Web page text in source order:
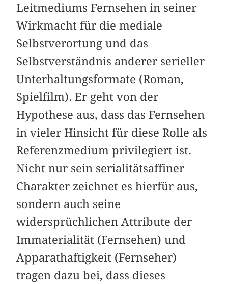
Leitmediums Fernsehen in seiner
Wirkmacht für die mediale
Selbstverortung und das
Selbstverständnis anderer serieller
Unterhaltungsformate (Roman,
Spielfilm). Er geht von der
Hypothese aus, dass das Fernsehen
in vieler Hinsicht für diese Rolle als
Referenzmedium privilegiert ist.
Nicht nur sein serialitätsaffiner
Charakter zeichnet es hierfür aus,
sondern auch seine
widersprüchlichen Attribute der
Immaterialität (Fernsehen) und
Apparathaftigkeit (Fernseher)
tragen dazu bei, dass dieses